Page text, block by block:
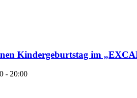
Kindergeburtstag im
- 20:00